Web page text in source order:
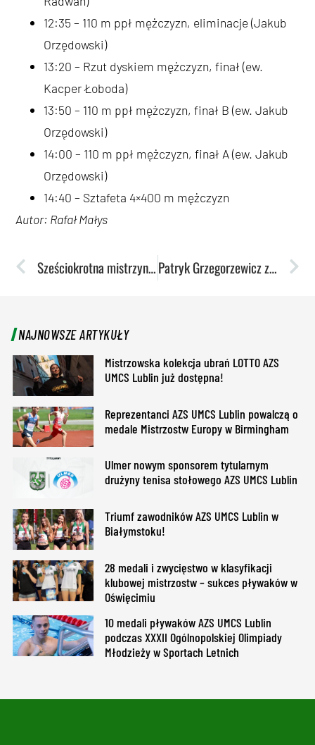
12:35 – 110 m ppł mężczyzn, eliminacje (Jakub
Orzędowski)
13:20 – Rzut dyskiem mężczyzn, finał (ew.
Kacper Łoboda)
13:50 – 110 m ppł mężczyzn, finał B (ew. Jakub
Orzędowski)
14:00 – 110 m ppł mężczyzn, finał A (ew. Jakub
Orzędowski)
14:40 – Sztafeta 4×400 m mężczyzn
Autor: Rafał Małys
Sześciokrotna mistrzyni paralimpijska zasila drużynę tenisistek stołowych Patryk Grzegorzewicz złotym medalistą Uniwersjady
NAJNOWSZE ARTYKUŁY
Mistrzowska kolekcja ubrań LOTTO AZS
UMCS Lublin już dostępna!
Reprezentanci AZS UMCS Lublin powalczą o
medale Mistrzostw Europy w Birmingham
Ulmer nowym sponsorem tytularnym
drużyny tenisa stołowego AZS UMCS Lublin
Triumf zawodników AZS UMCS Lublin w
Białymstoku!
28 medali i zwycięstwo w klasyfikacji
klubowej mistrzostw – sukces pływaków w
Oświęcimiu
10 medali pływaków AZS UMCS Lublin
podczas XXXII Ogólnopolskiej Olimpiady
Młodzieży w Sportach Letnich